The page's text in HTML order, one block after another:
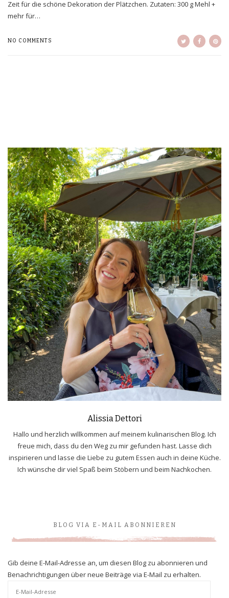
Zeit für die schöne Dekoration der Plätzchen. Zutaten: 300 g Mehl +
mehr für…
NO COMMENTS
Alissia Dettori
Hallo und herzlich willkommen auf meinem kulinarischen Blog. Ich
freue mich, dass du den Weg zu mir gefunden hast. Lasse dich
inspirieren und lasse die Liebe zu gutem Essen auch in deine Küche.
Ich wünsche dir viel Spaß beim Stöbern und beim Nachkochen.
BLOG VIA E-MAIL ABONNIEREN
Gib deine E-Mail-Adresse an, um diesen Blog zu abonnieren und
Benachrichtigungen über neue Beiträge via E-Mail zu erhalten.